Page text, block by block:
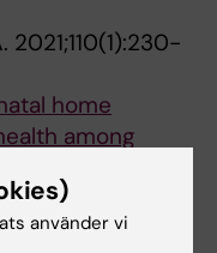
2021;110(1):230-
home
among
Soares F;
använder vi